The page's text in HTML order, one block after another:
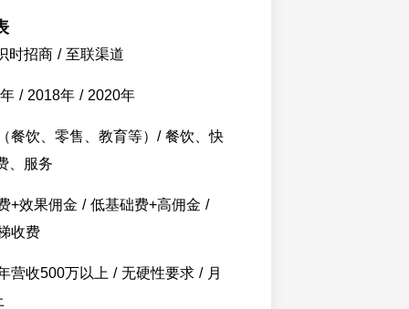
时招商 / 至联渠道
/ 2018年 / 2020年
餐饮、零售、教育等）/ 餐饮、快
、服务
+效果佣金 / 低基础费+高佣金 /
收费
营收500万以上 / 无硬性要求 / 月